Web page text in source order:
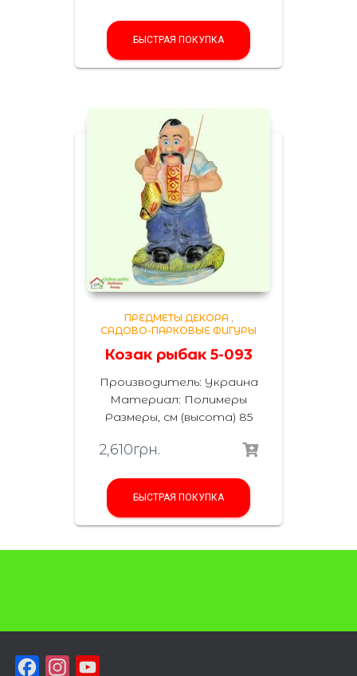
БЫСТРАЯ ПОКУПКА
ПРЕДМЕТЫ ДЕКОРА ,
САДОВО-ПАРКОВЫЕ ФИГУРЫ
Козак рыбак 5-093
Производитель: Украина
Материал: Полимеры
Размеры, см (высота) 85
2,610грн.
БЫСТРАЯ ПОКУПКА